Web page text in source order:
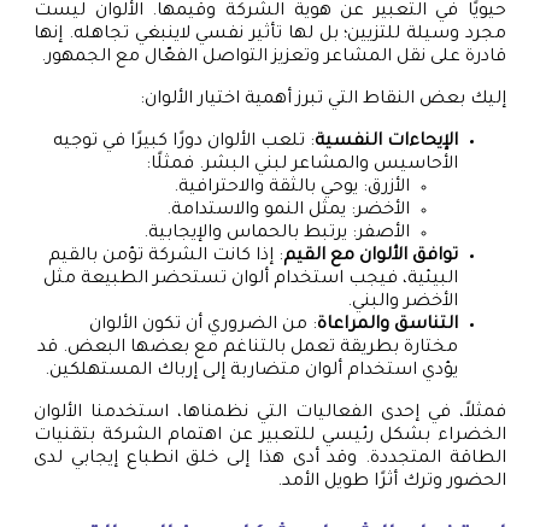
حيويًا في التعبير عن هوية الشركة وقيمها. الألوان ليست
مجرد وسيلة للتزيين؛ بل لها تأثير نفسي لاينبغي تجاهله. إنها
قادرة على نقل المشاعر وتعزيز التواصل الفعّال مع الجمهور.
إليك بعض النقاط التي تبرز أهمية اختيار الألوان:
الإيحاءات النفسية: تلعب الألوان دورًا كبيرًا في توجيه
الأحاسيس والمشاعر لبني البشر. فمثلًا:
الأزرق: يوحي بالثقة والاحترافية.
الأخضر: يمثل النمو والاستدامة.
الأصفر: يرتبط بالحماس والإيجابية.
توافق الألوان مع القيم: إذا كانت الشركة تؤمن بالقيم
البيئية، فيجب استخدام ألوان تستحضر الطبيعة مثل
الأخضر والبني.
التناسق والمراعاة: من الضروري أن تكون الألوان
مختارة بطريقة تعمل بالتناغم مع بعضها البعض. قد
يؤدي استخدام ألوان متضاربة إلى إرباك المستهلكين.
فمثلاً، في إحدى الفعاليات التي نظمناها، استخدمنا الألوان
الخضراء بشكل رئيسي للتعبير عن اهتمام الشركة بتقنيات
الطاقة المتجددة. وقد أدى هذا إلى خلق انطباع إيجابي لدى
الحضور وترك أثرًا طويل الأمد.